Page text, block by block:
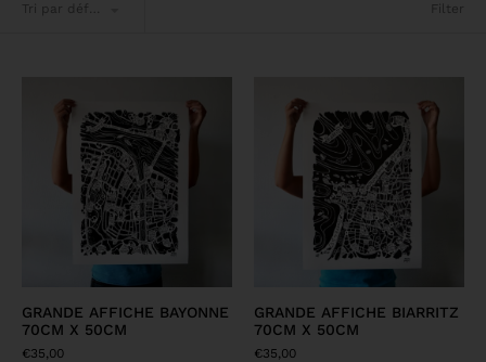
Filter
GRANDE AFFICHE BAYONNE
70CM X 50CM
€35,00
GRANDE AFFICHE BIARRITZ
70CM X 50CM
€35,00